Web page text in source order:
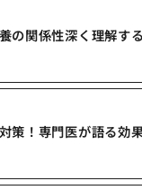
の関係性深く理解する
策！専門医が語る効